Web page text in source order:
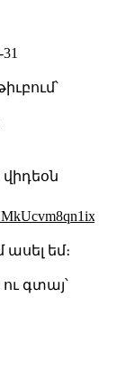
վիդեօն
եմ։
գտայ՝